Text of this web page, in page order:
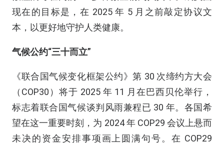
现在的目标是，在 2025 年 5 月之前敲定协议文
本，以更好地守护人类健康。
气候公约“三十而立”
《联合国气候变化框架公约》第 30 次缔约方大会
（COP30）将于 2025 年 11 月在巴西贝伦举行，
标志着联合国气候谈判风雨兼程已 30 年。各国希
望在这一重要时刻，为 2024 年 COP29 会议上悬而
未决的资金安排事项画上圆满句号。在 COP29